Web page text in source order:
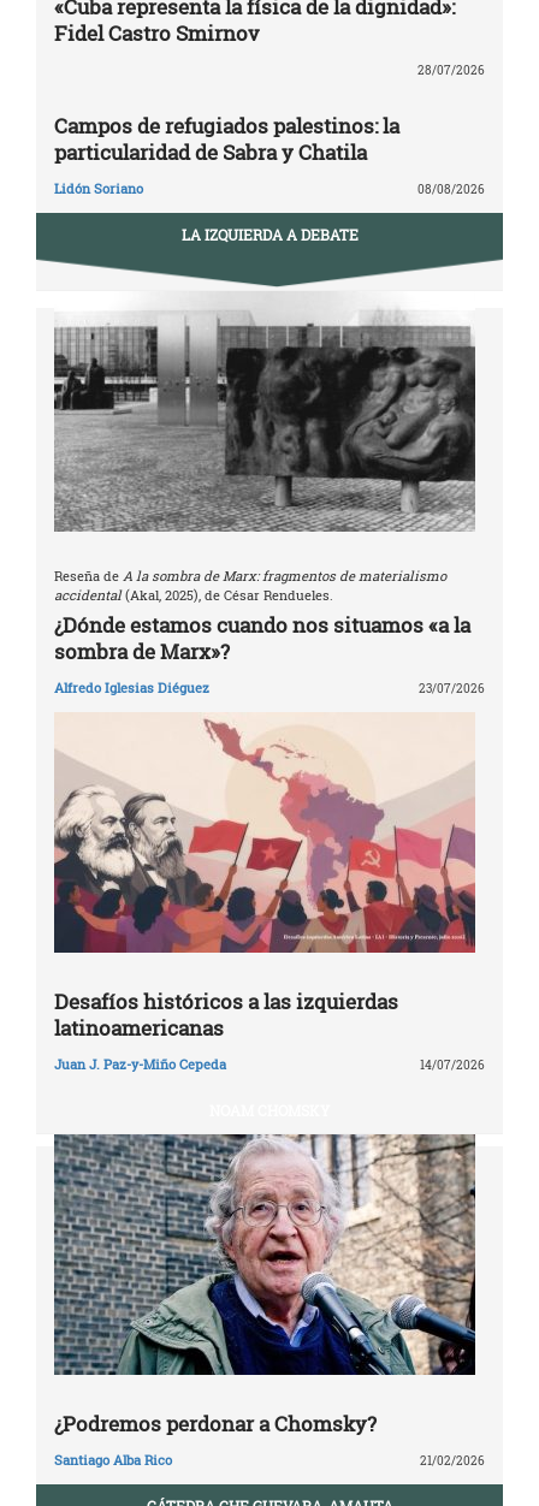
«Cuba representa la física de la dignidad»:
Fidel Castro Smirnov
28/07/2026
Campos de refugiados palestinos: la
particularidad de Sabra y Chatila
Lidón Soriano 08/08/2026
LA IZQUIERDA A DEBATE
Reseña de A la sombra de Marx: fragmentos de materialismo
accidental(Akal, 2025), de César Rendueles.
¿Dónde estamos cuando nos situamos «a la
sombra de Marx»?
Alfredo Iglesias Diéguez 23/07/2026
Desafíos históricos a las izquierdas
latinoamericanas
Juan J. Paz-y-Miño Cepeda 14/07/2026
¿Podremos perdonar a Chomsky?
Santiago Alba Rico 21/02/2026